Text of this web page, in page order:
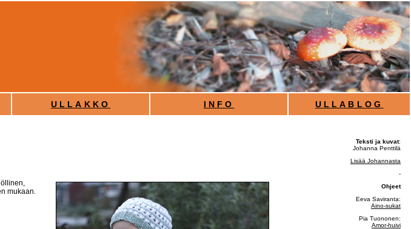
ULLAKKO INFO ULLABLOG
Teksti ja kuvat:
Johanna Penttilä
Lisää Johannasta
-
Ohjeet
Eeva Saviranta:
Aino-sukat
Pia Tuononen:
Amor-huivi
mukaan.